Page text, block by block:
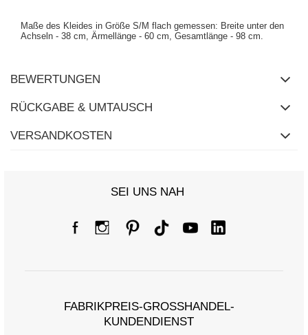
Maße des Kleides in Größe S/M flach gemessen: Breite unter den
Achseln - 38 cm, Ärmellänge - 60 cm, Gesamtlänge - 98 cm.
BEWERTUNGEN
RÜCKGABE & UMTAUSCH
VERSANDKOSTEN
SEI UNS NAH
FABRIKPREIS-GROSSHANDEL-K
UNDENDIENST